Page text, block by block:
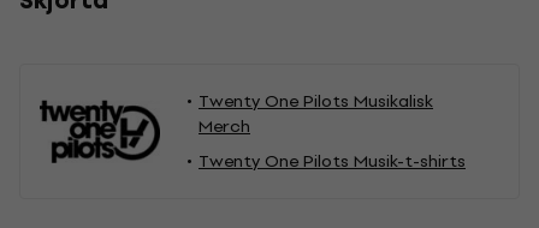
Twenty One Pilots Musikalisk
Merch
Twenty One Pilots Musik-t-shirts